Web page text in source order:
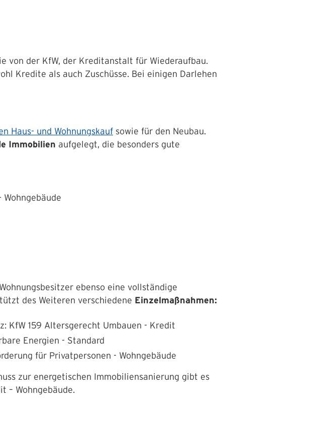
von der KfW, der Kreditanstalt für Wiederaufbau.
Kredite als auch Zuschüsse. Bei einigen Darlehen
Haus- und Wohnungskauf sowie für den Neubau.
Immobilien aufgelegt, die besonders gute
ebenso eine vollständige
des Weiteren verschiedene Einzelmaßnahmen:
KfW 159 Altersgerecht Umbauen - Kredit
Energien - Standard
für Privatpersonen - Wohngebäude
zur energetischen Immobiliensanierung gibt es
– Wohngebäude.